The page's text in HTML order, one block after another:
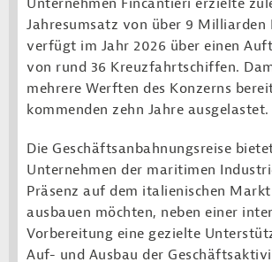
Unternehmen Fincantieri erzielte
Jahresumsatz von über 9 Milliarden
verfügt im Jahr 2026 über einen
von rund 36 Kreuzfahrtschiffen.
mehrere Werften des Konzerns
kommenden zehn Jahre ausgelastet.
Die Geschäftsanbahnungsreise
Unternehmen der maritimen
Präsenz auf dem italienischen
ausbauen möchten, neben einer
Vorbereitung eine gezielte
Auf- und Ausbau der